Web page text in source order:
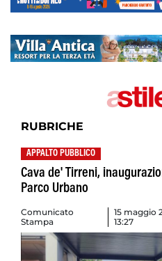
RUBRICHE
APPALTO PUBBLICO
Cava de' Tirreni,
Parco Urbano
Comunicato
Stampa
15 maggio
13:27